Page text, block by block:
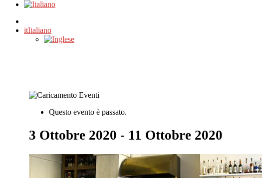
itItaliano
Questo evento è passato.
3 Ottobre 2020 - 11 Ottobre 2020